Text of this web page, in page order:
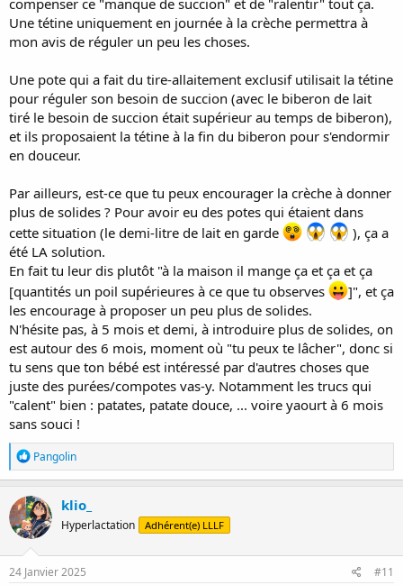
compenser ce "manque de succion" et de "ralentir" tout ça.
Une tétine uniquement en journée à la crèche permettra à
mon avis de réguler un peu les choses.
Une pote qui a fait du tire-allaitement exclusif utilisait la tétine
pour réguler son besoin de succion (avec le biberon de lait
tiré le besoin de succion était supérieur au temps de biberon),
et ils proposaient la tétine à la fin du biberon pour s'endormir
en douceur.
Par ailleurs, est-ce que tu peux encourager la crèche à donner
plus de solides ? Pour avoir eu des potes qui étaient dans
cette situation (le demi-litre de lait en garde
), ça a
été LA solution.
En fait tu leur dis plutôt "à la maison il mange ça et ça et ça
[quantités un poil supérieures à ce que tu observes
]", et ça
les encourage à proposer un peu plus de solides.
N'hésite pas, à 5 mois et demi, à introduire plus de solides, on
est autour des 6 mois, moment où "tu peux te lâcher", donc si
tu sens que ton bébé est intéressé par d'autres choses que
juste des purées/compotes vas-y. Notamment les trucs qui
"calent" bien : patates, patate douce, ... voire yaourt à 6 mois
sans souci !
R
é
a
c
t
i
o
n
s
Pangolin
klio_
Hyperlactation Adhérent(e) LLLF
24 Janvier 2025 #11